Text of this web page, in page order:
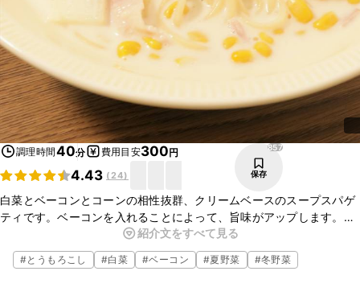
調理時間40分 費用目安300円
4.43 (24)
857
保存
白菜とベーコンとコーンの相性抜群、クリームベースのスープスパゲ
ティです。ベーコンを入れることによって、旨味がアップします。温
かいスープで寒い日にもぴったりの一品です。おいしいのでぜひ作っ
てみてください。
紹介文をすべて見る
#とうもろこし #白菜 #ベーコン #夏野菜 #冬野菜